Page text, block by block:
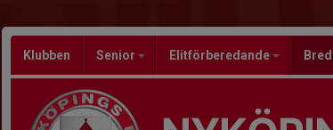
Klubben Senior Elitförberedande